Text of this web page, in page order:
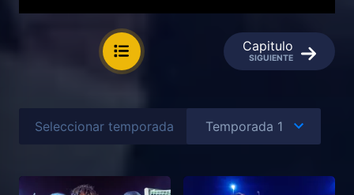
Capitulo
SIGUIENTE
Seleccionar temporada